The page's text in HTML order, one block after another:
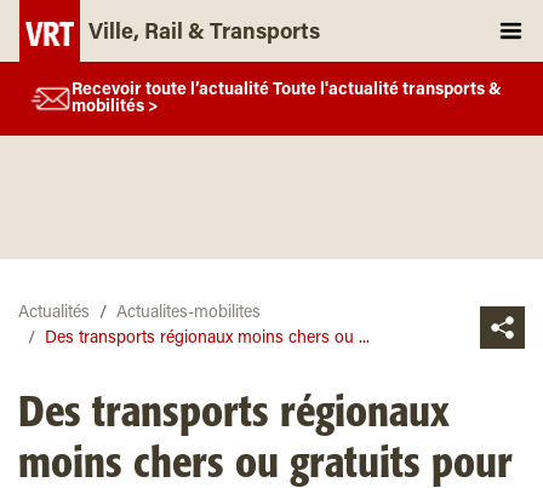
Ville, Rail & Transports
Recevoir toute l’actualité Toute l'actualité transports &
mobilités >
Actualités
Actualites-mobilites
Des transports régionaux moins chers ou ...
Des transports régionaux
moins chers ou gratuits pour